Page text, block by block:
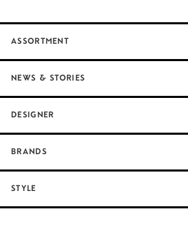
ASSORTMENT
NEWS & STORIES
DESIGNER
BRANDS
STYLE